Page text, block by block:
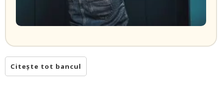
Citește tot bancul